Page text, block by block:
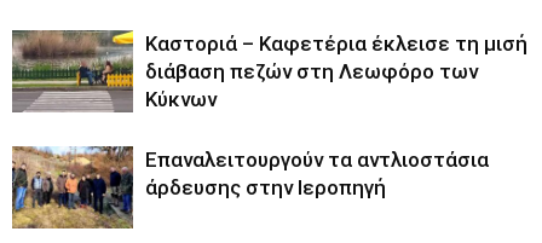
Καστοριά – Καφετέρια έκλεισε τη μισή
διάβαση πεζών στη Λεωφόρο των
Κύκνων
Επαναλειτουργούν τα αντλιοστάσια
άρδευσης στην Ιεροπηγή